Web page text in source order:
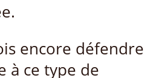
encore défendre
à ce type de